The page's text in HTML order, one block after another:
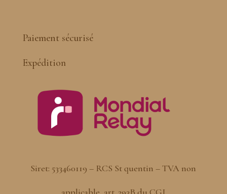
Paiement sécurisé
Expédition
Siret: 533460119 – RCS St quentin – TVA non